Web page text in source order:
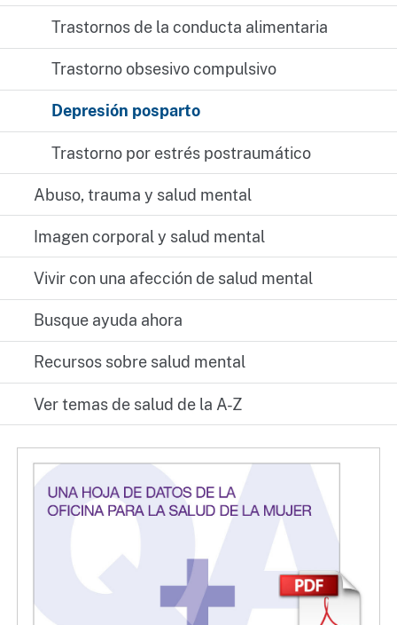
Trastornos de la conducta alimentaria
Trastorno obsesivo compulsivo
Depresión posparto
Trastorno por estrés postraumático
Abuso, trauma y salud mental
Imagen corporal y salud mental
Vivir con una afección de salud mental
Busque ayuda ahora
Recursos sobre salud mental
Ver temas de salud de la A-Z